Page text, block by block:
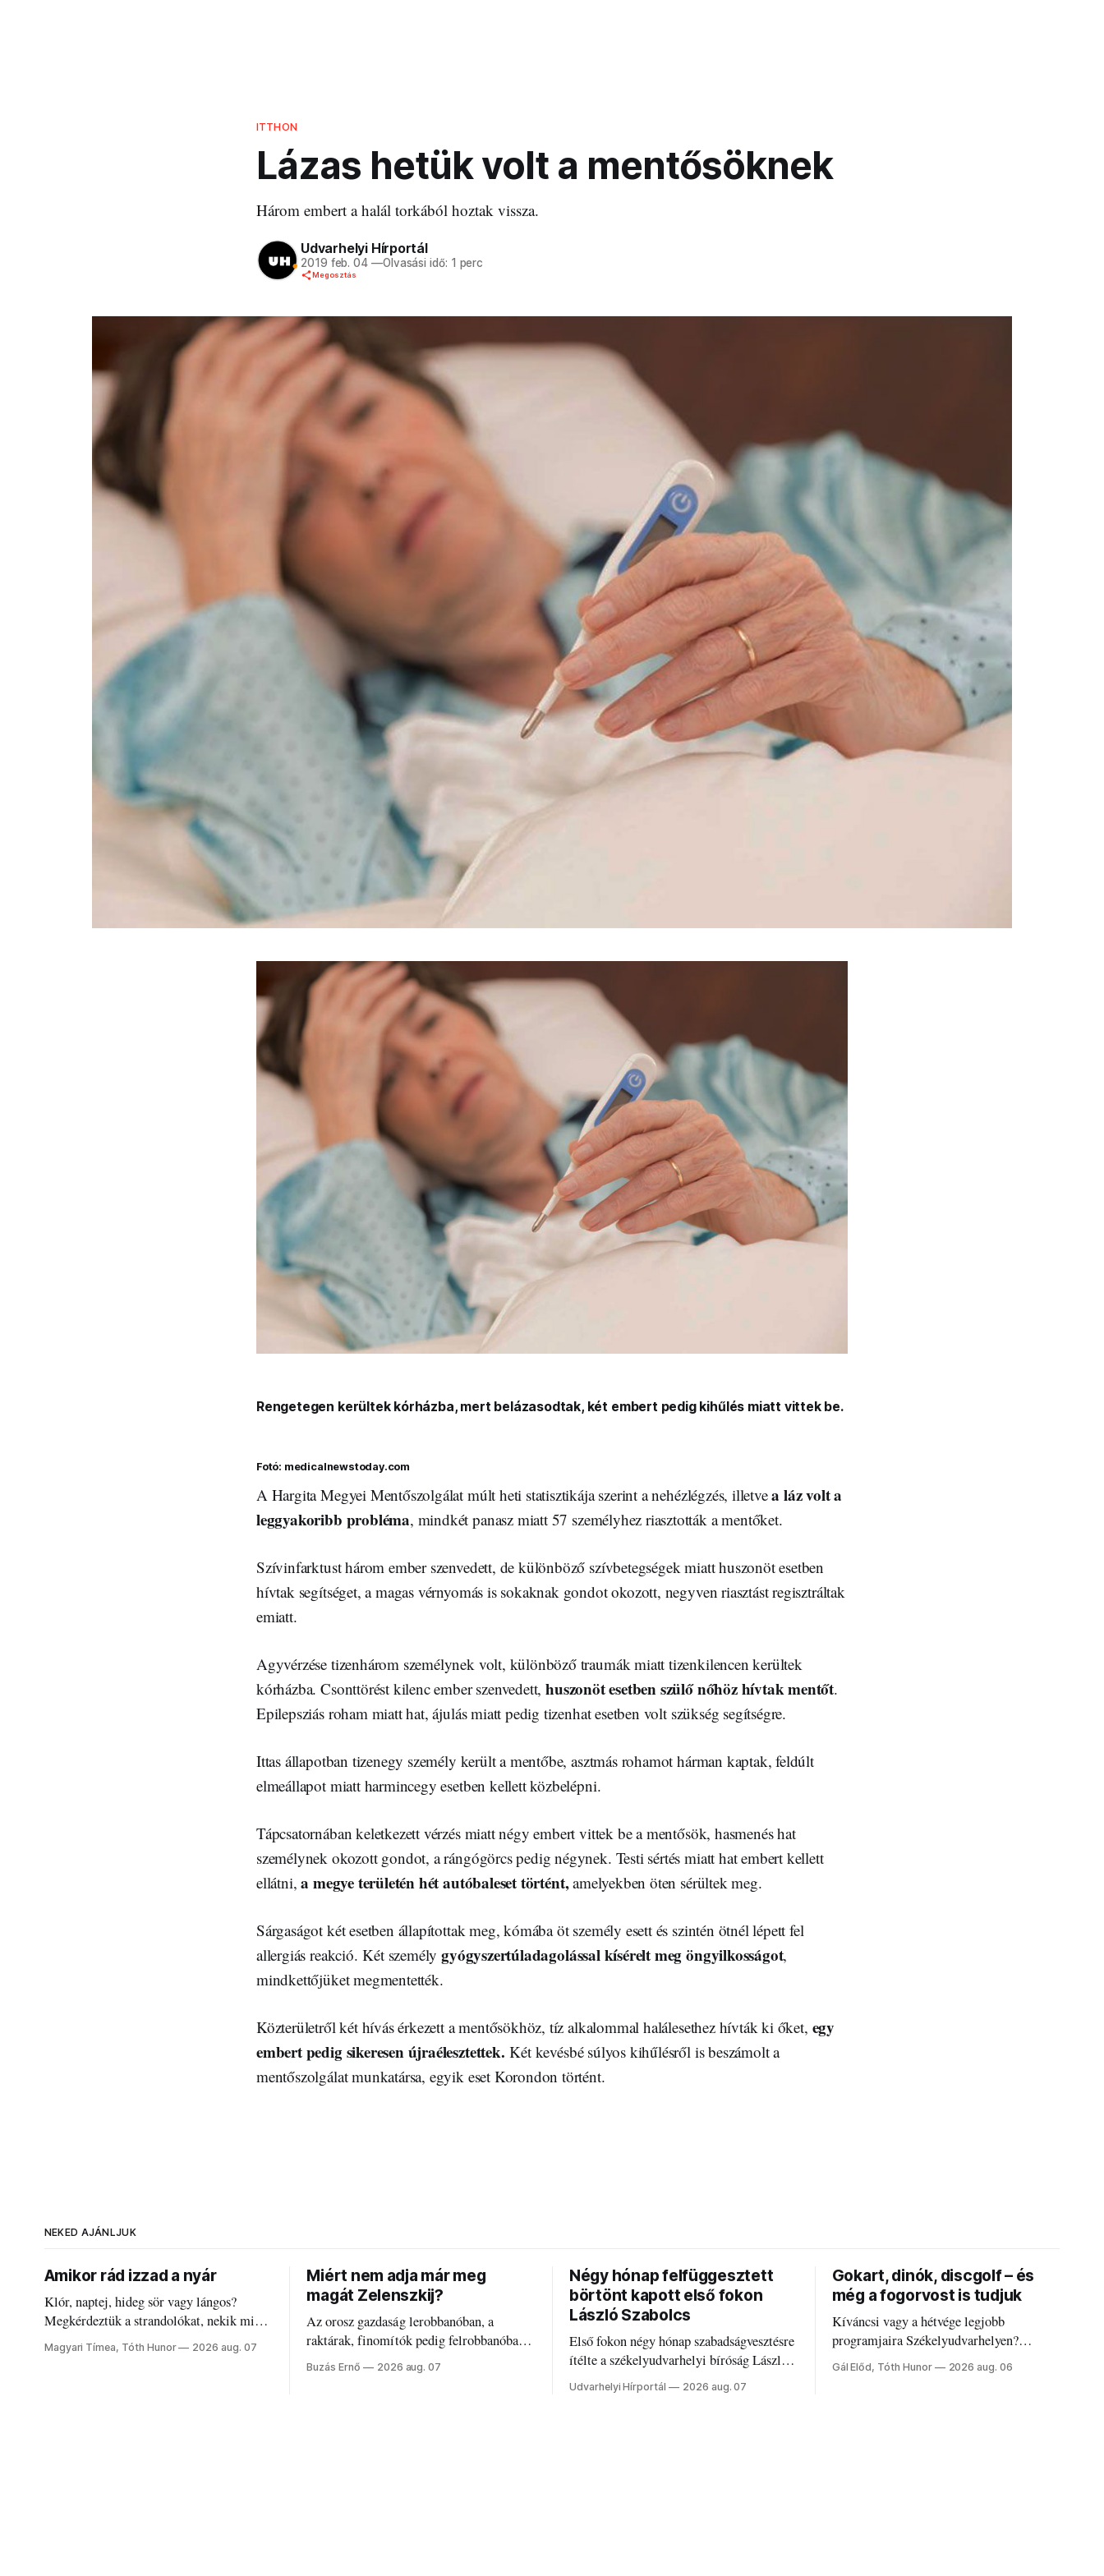
ITTHON
Lázas hetük volt a mentősöknek
Három embert a halál torkából hoztak vissza.
Udvarhelyi Hírportál
2019 feb. 04 —Olvasási idő: 1 perc
Megosztás
Rengetegen kerültek kórházba, mert belázasodtak, két embert pedig kihűlés miatt vittek be.
Fotó: medicalnewstoday.com
A Hargita Megyei Mentőszolgálat múlt heti statisztikája szerint a nehézlégzés, illetvea láz volt a
leggyakoribb probléma, mindkét panasz miatt 57 személyhez riasztották a mentőket.
Szívinfarktust három ember szenvedett, de különböző szívbetegségek miatt huszonöt esetben
hívtak segítséget, a magas vérnyomás is sokaknak gondot okozott, negyven riasztást regisztráltak
emiatt.
Agyvérzése tizenhárom személynek volt, különböző traumák miatt tizenkilencen kerültek
kórházba. Csonttörést kilenc ember szenvedett,huszonöt esetben szülő nőhöz hívtak mentőt.
Epilepsziás roham miatt hat, ájulás miatt pedig tizenhat esetben volt szükség segítségre.
Ittas állapotban tizenegy személy került a mentőbe, asztmás rohamot hárman kaptak, feldúlt
elmeállapot miatt harmincegy esetben kellett közbelépni.
Tápcsatornában keletkezett vérzés miatt négy embert vittek be a mentősök, hasmenés hat
személynek okozott gondot, a rángógörcs pedig négynek. Testi sértés miatt hat embert kellett
ellátni,a megye területén hét autóbaleset történt,amelyekben öten sérültek meg.
Sárgaságot két esetben állapítottak meg, kómába öt személy esett és szintén ötnél lépett fel
allergiás reakció. Két személygyógyszertúladagolással kísérelt meg öngyilkosságot,
mindkettőjüket megmentették.
Közterületről két hívás érkezett a mentősökhöz, tíz alkalommal halálesethez hívták ki őket, egy
embert pedig sikeresen újraélesztettek.Két kevésbé súlyos kihűlésről is beszámolt a
mentőszolgálat munkatársa, egyik eset Korondon történt.
NEKED AJÁNLJUK
Amikor rád izzad a nyár
Klór, naptej, hideg sör vagy lángos?
Megkérdeztük a strandolókat, nekik mi
jelenti a nyarat, és hogyan bírják a
kánikulát.
Magyari Tímea, Tóth Hunor 2026 aug. 07
Miért nem adja már meg
magát Zelenszkij?
Az orosz gazdaság lerobbanóban, a
raktárak, finomítók pedig felrobbanóban.
Akárcsak az ukrán népharag, amikor
elégedetlen vezetőivel.
Buzás Ernő 2026 aug. 07
Négy hónap felfüggesztett
börtönt kapott első fokon
László Szabolcs
Első fokon négy hónap szabadságvesztésre
ítélte a székelyudvarhelyi bíróság László
Szabolcsot.
Udvarhelyi Hírportál 2026 aug. 07
Gokart, dinók, discgolf – és
még a fogorvost is tudjuk
Kíváncsi vagy a hétvége legjobb
programjaira Székelyudvarhelyen?
Nálunk megtalálod őket – sőt, ha baj van a
fogaddal, a fogorvosi ügyeletet is!
Gál Előd, Tóth Hunor 2026 aug. 06